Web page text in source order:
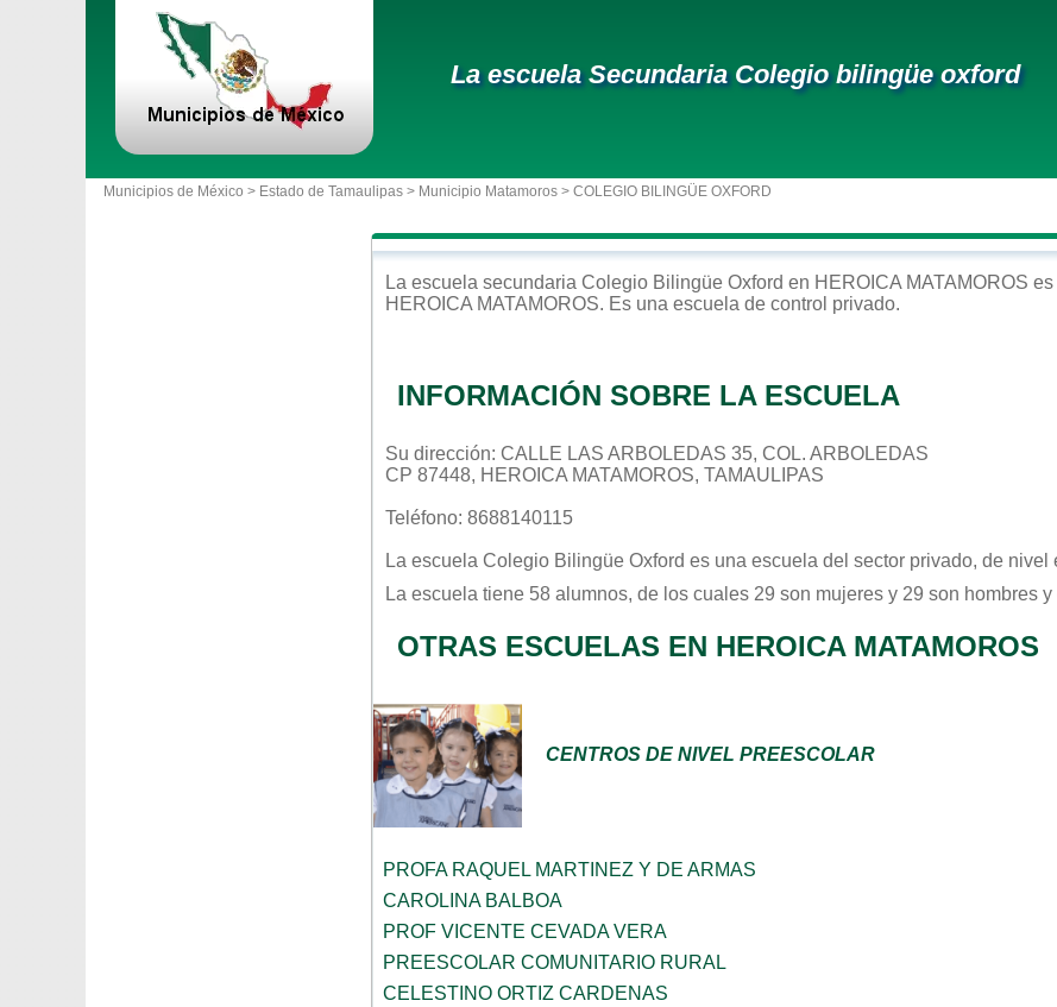
La escuela Secundaria Colegio bilingüe oxford
Municipios de México > Estado de Tamaulipas > Municipio Matamoros > COLEGIO BILINGÜE OXFORD
La escuela secundaria Colegio Bilingüe Oxford en HEROICA MATAMOROS es
HEROICA MATAMOROS. Es una escuela de control privado.
INFORMACIÓN SOBRE LA ESCUELA
Su dirección: CALLE LAS ARBOLEDAS 35, COL. ARBOLEDAS
CP 87448, HEROICA MATAMOROS, TAMAULIPAS
Teléfono: 8688140115
La escuela Colegio Bilingüe Oxford es una escuela del sector privado, de nivel
La escuela tiene 58 alumnos, de los cuales 29 son mujeres y 29 son hombres
OTRAS ESCUELAS EN HEROICA MATAMOROS
CENTROS DE NIVEL PREESCOLAR
PROFA RAQUEL MARTINEZ Y DE ARMAS
CAROLINA BALBOA
PROF VICENTE CEVADA VERA
PREESCOLAR COMUNITARIO RURAL
CELESTINO ORTIZ CARDENAS